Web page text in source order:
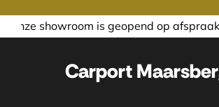
is geopend op afspraak. Ook in de
Carport